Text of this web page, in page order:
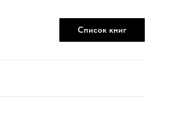
Список книг